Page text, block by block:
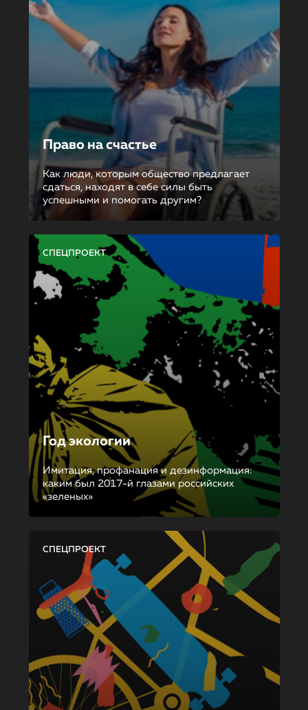
Право на счастье
Как люди, которым общество предлагает
сдаться, находят в себе силы быть
успешными и помогать другим?
СПЕЦПРОЕКТ
Год экологии
Имитация, профанация и дезинформация:
каким был 2017-й глазами российских
«зеленых»
СПЕЦПРОЕКТ